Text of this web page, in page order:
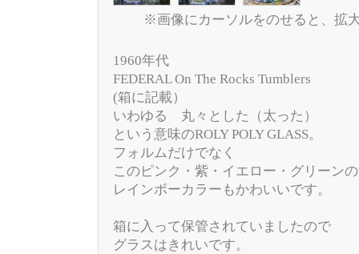
※画像にカーソルをのせると、拡
1960年代
FEDERAL On The Rocks Tumblers
(箱に記載）
いわゆる 丸々とした（太った）
という意味のROLY POLY GLASS。
フォルムだけでなく
このピンク・紫・イエロー・グリーン
レインボーカラーもかわいいです。
箱に入って保管されていましたので
グラスはきれいです。